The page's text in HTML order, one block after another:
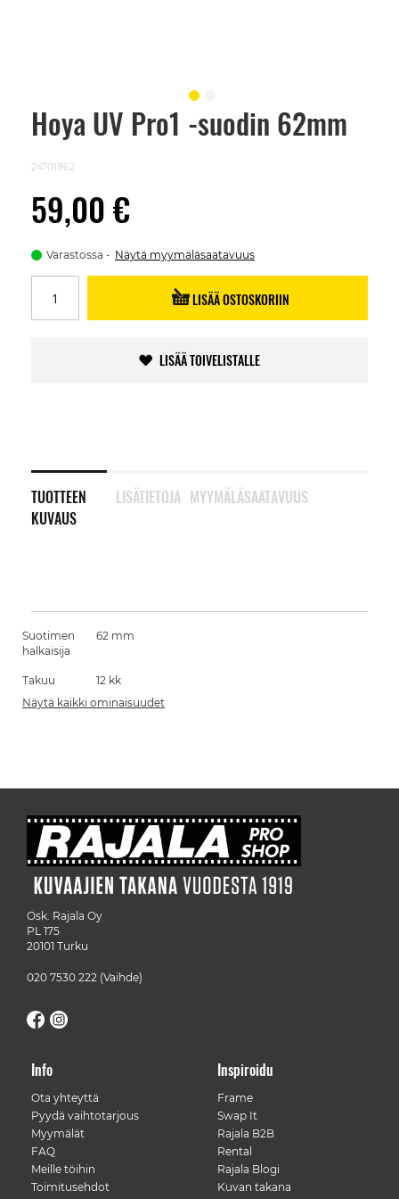
Hoya UV Pro1 -suodin 62mm
24701862
59,00 €
Varastossa Näytä myymäläsaatavuus
LISÄÄ OSTOSKORIIN
LISÄÄ TOIVELISTALLE
TUOTTEEN
KUVAUS
LISÄTIETOJA MYYMÄLÄSAATAVUUS
Skip
images
gallery
Suotimen
halkaisija
62 mm
Takuu
12 kk
Näytä kaikki ominaisuudet
Osk. Rajala Oy
PL 175
20101 Turku
020 7530 222 (Vaihde)
Info
Ota yhteyttä
Pyydä vaihtotarjous
Myymälät
FAQ
Meille töihin
Toimitusehdot
Inspiroidu
Frame
Swap It
Rajala B2B
Rental
Rajala Blogi
Kuvan takana